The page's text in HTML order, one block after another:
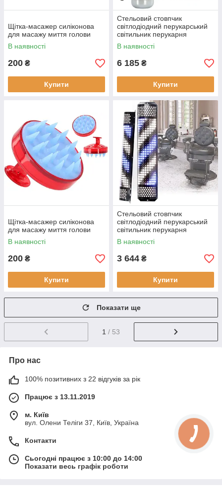
Щітка-масажер силіконова
для масажу миття голови
В наявності
200 ₴
Купити
Стельовий стовпчик
світлодіодний перукарський
світильник перукарня
рекламна вивіска для вітальні
90 см
В наявності
6 185 ₴
Купити
Щітка-масажер силіконова
для масажу миття голови
В наявності
200 ₴
Купити
Стельовий стовпчик
світлодіодний перукарський
світильник перукарня
рекламна вивіска для вітальні
90 см
В наявності
3 644 ₴
Купити
Показати ще
1 / 53
Про нас
100% позитивних з 22 відгуків за рік
Працює з 13.11.2019
м. Київ
вул. Олени Теліги 37, Київ, Україна
Контакти
Сьогодні працює з 10:00 до 14:00
Показати весь графік роботи